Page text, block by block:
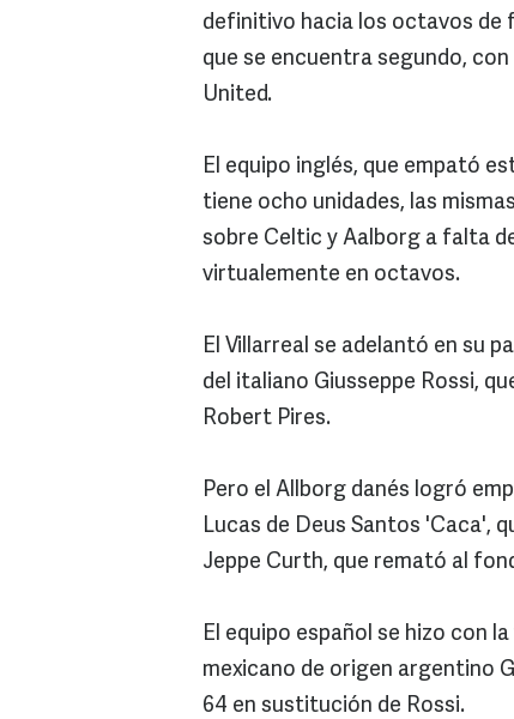
definitivo hacia los octavos de
que se encuentra segundo,
United.
El equipo inglés, que empató
tiene ocho unidades, las
sobre Celtic y Aalborg a falta
virtualemente en octavos.
El Villarreal se adelantó en su
del italiano Giusseppe Rossi,
Robert Pires.
Pero el Allborg danés logró
Lucas de Deus Santos 'Caca',
Jeppe Curth, que remató al
El equipo español se hizo con
mexicano de origen argentino
64 en sustitución de Rossi.